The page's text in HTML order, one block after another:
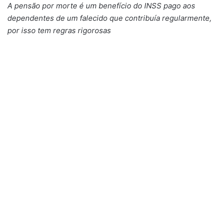
A pensão por morte é um benefício do INSS pago aos
dependentes de um falecido que contribuía regularmente,
por isso tem regras rigorosas